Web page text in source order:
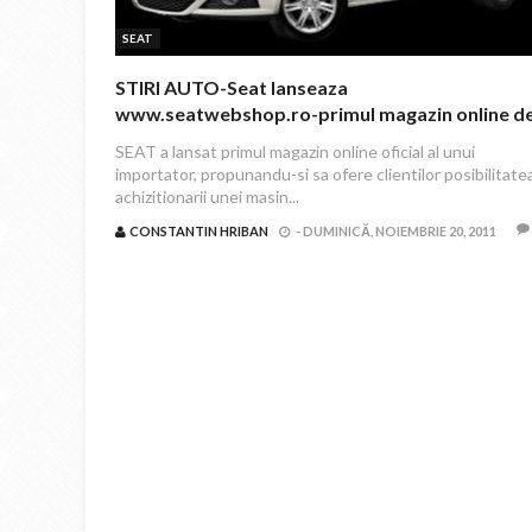
SEAT
STIRI AUTO-Seat lanseaza
www.seatwebshop.ro-primul magazin online
SEAT a lansat primul magazin online oficial al unui
importator, propunandu-si sa ofere clientilor
achizitionarii unei masin...
CONSTANTIN HRIBAN -DUMINICĂ, NOIEMBRIE 20, 2011